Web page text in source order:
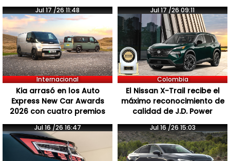
Jul 17 /26 11:48
Internacional
Kia arrasó en los Auto
Express New Car Awards
2026 con cuatro premios
Jul 17 /26 09:11
Colombia
El Nissan X-Trail recibe el
máximo reconocimiento de
calidad de J.D. Power
Jul 16 /26 16:47 Jul 16 /26 15:03